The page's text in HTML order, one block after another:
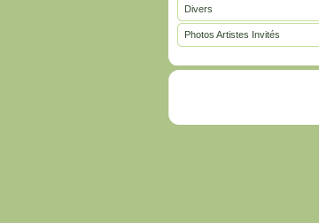
Divers
Photos Artistes Invités